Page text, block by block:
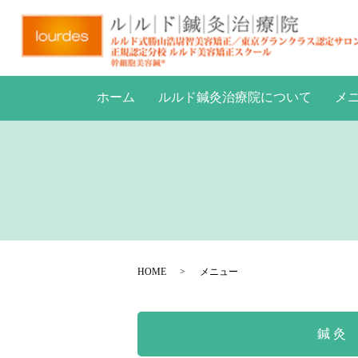
ホーム ルルド鍼灸治療院について メ
HOME メニュー
鍼灸